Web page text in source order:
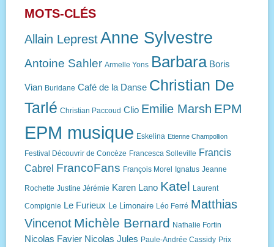
articles
MOTS-CLÉS
Allain LeprestAnne Sylvestre
Antoine Sahler Armelle Yons Barbara Boris
Vian Buridane Café de la Danse Christian De
Tarlé Christian Paccoud Clio Emilie Marsh EPM
EPM musique Eskelina Etienne Champollion
Festival Découvrir de Concèze Francesca Solleville Francis
Cabrel FrancoFans François Morel Ignatus Jeanne
Rochette Justine Jérémie Karen Lano Katel Laurent
Compignie Le Furieux Le Limonaire Léo Ferré Matthias
Vincenot Michèle Bernard Nathalie Fortin
Nicolas Favier Nicolas Jules Paule-Andrée Cassidy Prix